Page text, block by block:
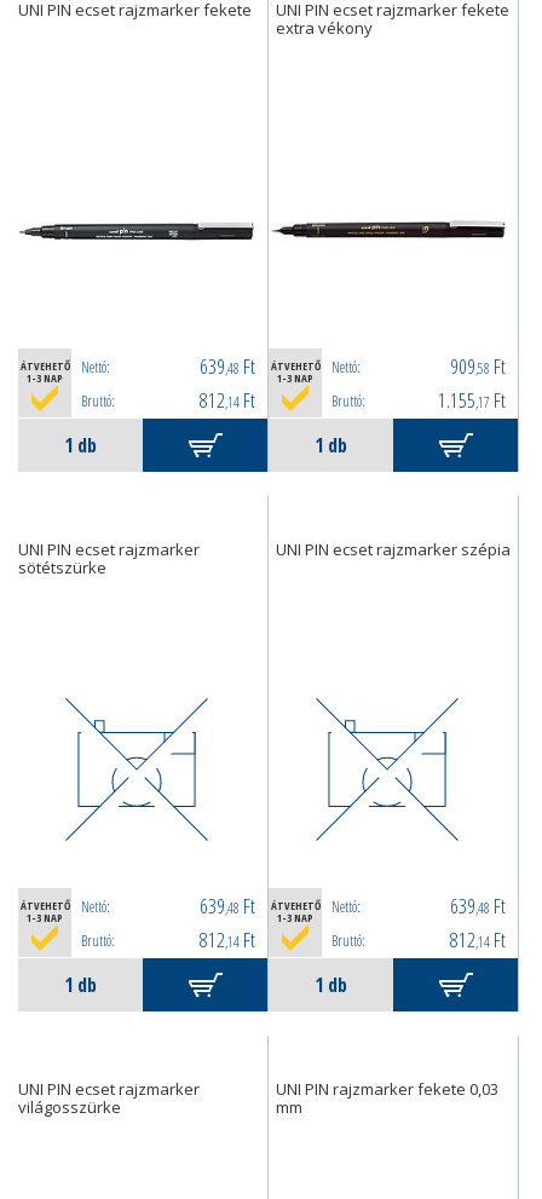
UNI PIN ecset rajzmarker fekete
ÁTVEHETŐ
1-3 NAP
Nettó: 639,48 Ft
Bruttó: 812,14 Ft
UNI PIN ecset rajzmarker fekete
extra vékony
ÁTVEHETŐ
1-3 NAP
Nettó: 909,58 Ft
Bruttó: 1.155,17 Ft
UNI PIN ecset rajzmarker
sötétszürke
ÁTVEHETŐ
1-3 NAP
Nettó: 639,48 Ft
Bruttó: 812,14 Ft
UNI PIN ecset rajzmarker szépia
ÁTVEHETŐ
1-3 NAP
Nettó: 639,48 Ft
Bruttó: 812,14 Ft
UNI PIN ecset rajzmarker
világosszürke
UNI PIN rajzmarker fekete 0,03
mm